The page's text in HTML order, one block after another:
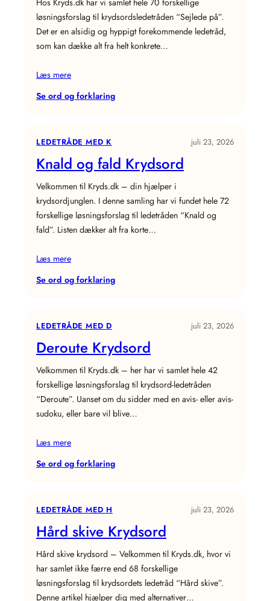
Hos Kryds.dk har vi samlet hele 70 forskellige
løsningsforslag til krydsordsledetråden “Sejlede på”.
Det er en alsidig og hyppigt forekommende ledetråd,
som kan dække alt fra helt konkrete…
Læs mere
Se ord og forklaring:
LEDETRÅDE MED K juli 23, 2026
Knald og fald Krydsord
Velkommen til Kryds.dk – din hjælper i
krydsordjunglen. I denne samling har vi fundet hele 72
forskellige løsningsforslag til ledetråden “Knald og
fald”. Listen dækker alt fra korte…
Læs mere
Se ord og forklaring:
LEDETRÅDE MED D juli 23, 2026
Deroute Krydsord
Velkommen til Kryds.dk – her har vi samlet hele 42
forskellige løsningsforslag til krydsord-ledetråden
“Deroute”. Uanset om du sidder med en avis- eller avis-
sudoku, eller bare vil blive…
Læs mere
Se ord og forklaring:
LEDETRÅDE MED H juli 23, 2026
Hård skive Krydsord
Hård skive krydsord – Velkommen til Kryds.dk, hvor vi
har samlet ikke færre end 68 forskellige
løsningsforslag til krydsordets ledetråd “Hård skive”.
Denne artikel hjælper dig med alternativer…